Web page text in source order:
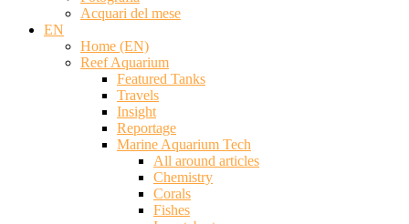
Acquari del mese
EN
Home (EN)
Reef Aquarium
Featured Tanks
Travels
Insight
Reportage
Marine Aquarium Tech
All around articles
Chemistry
Corals
Fishes